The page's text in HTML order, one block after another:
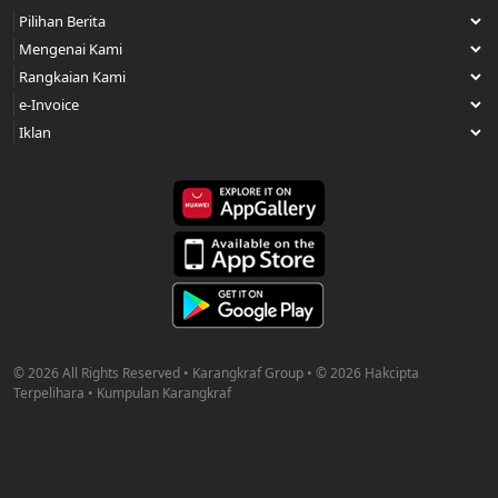
© 2026 All Rights Reserved • Karangkraf Group • © 2026 Hakcipta
Terpelihara • Kumpulan Karangkraf